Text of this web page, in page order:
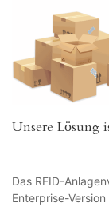
Unsere Lösung
Das RFID-
Enterprise-